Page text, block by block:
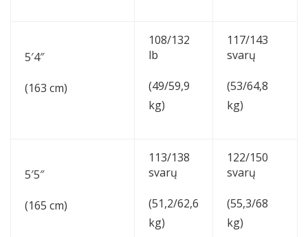
5′4″
(163 cm)
108/132
lb
(49/59,9
kg)
117/143
svarų
(53/64,8
kg)
5′5″
(165 cm)
113/138
svarų
(51,2/62,6
kg)
122/150
svarų
(55,3/68
kg)